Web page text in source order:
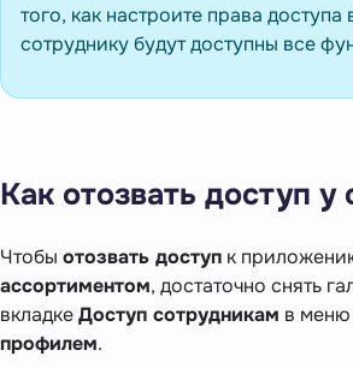
того, как настроите права
сотруднику будут доступны все
Как отозвать доступ у
Чтобы отозвать доступ к
ассортиментом, достаточно снять
вкладкеДоступ сотрудникам в меню
профилем.